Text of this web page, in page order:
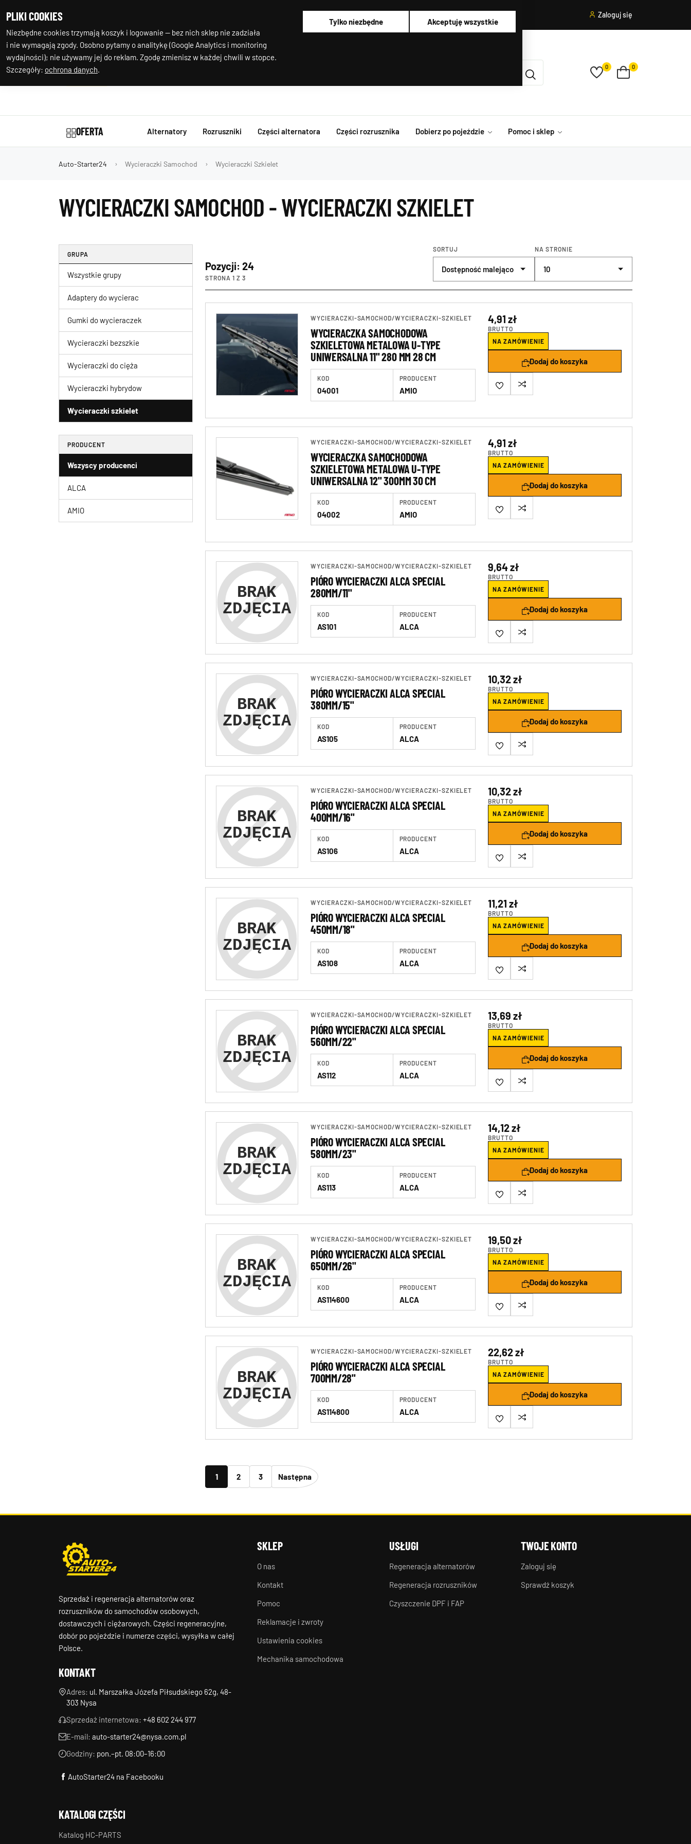
PLIKI COOKIES
Niezbędne cookies trzymają koszyk i logowanie — bez nich sklep nie zadziała
i nie wymagają zgody. Osobno pytamy o analitykę (Google Analytics i monitoring
wydajności); nie używamy jej do reklam. Zgodę zmienisz w każdej chwili w stopce.
Szczegóły: ochrona danych.
Tylko niezbędne Akceptuję wszystkie
Pracujemy od poniedziałku do piątku od 8:00 do 16:00
Regenerujemy alternatory i rozruszniki od 2012 roku !
Regenerujemy filtry cząstek stałych
Rozruszniki o Wysokim Momencie Obrotowym
Zaloguj się
0 0
OFERTA Alternatory Rozruszniki Części alternatora Części rozrusznika Dobierz po pojeździe Pomoc i sklep
Auto-Starter24 Wycieraczki Samochod Wycieraczki Szkielet
WYCIERACZKI SAMOCHOD - WYCIERACZKI SZKIELET
Pozycji: 24
STRONA 1 Z 3
SORTUJ NA STRONIE
WYCIERACZKI-SAMOCHOD/WYCIERACZKI-SZKIELET
WYCIERACZKA SAMOCHODOWA
SZKIELETOWA METALOWA U-TYPE
UNIWERSALNA 11" 280 MM 28 CM
KOD
04001
PRODUCENT
AMIO
4,91 zł
BRUTTO
NA ZAMÓWIENIE
Dodaj do koszyka
WYCIERACZKI-SAMOCHOD/WYCIERACZKI-SZKIELET
WYCIERACZKA SAMOCHODOWA
SZKIELETOWA METALOWA U-TYPE
UNIWERSALNA 12" 300MM 30 CM
KOD
04002
PRODUCENT
AMIO
4,91 zł
BRUTTO
NA ZAMÓWIENIE
Dodaj do koszyka
WYCIERACZKI-SAMOCHOD/WYCIERACZKI-SZKIELET
PIÓRO WYCIERACZKI ALCA SPECIAL
280MM/11"
KOD
AS101
PRODUCENT
ALCA
9,64 zł
BRUTTO
NA ZAMÓWIENIE
Dodaj do koszyka
WYCIERACZKI-SAMOCHOD/WYCIERACZKI-SZKIELET
PIÓRO WYCIERACZKI ALCA SPECIAL
380MM/15"
KOD
AS105
PRODUCENT
ALCA
10,32 zł
BRUTTO
NA ZAMÓWIENIE
Dodaj do koszyka
WYCIERACZKI-SAMOCHOD/WYCIERACZKI-SZKIELET
PIÓRO WYCIERACZKI ALCA SPECIAL
400MM/16"
KOD
AS106
PRODUCENT
ALCA
10,32 zł
BRUTTO
NA ZAMÓWIENIE
Dodaj do koszyka
WYCIERACZKI-SAMOCHOD/WYCIERACZKI-SZKIELET
PIÓRO WYCIERACZKI ALCA SPECIAL
450MM/18"
KOD
AS108
PRODUCENT
ALCA
11,21 zł
BRUTTO
NA ZAMÓWIENIE
Dodaj do koszyka
WYCIERACZKI-SAMOCHOD/WYCIERACZKI-SZKIELET
PIÓRO WYCIERACZKI ALCA SPECIAL
560MM/22"
KOD
AS112
PRODUCENT
ALCA
13,69 zł
BRUTTO
NA ZAMÓWIENIE
Dodaj do koszyka
WYCIERACZKI-SAMOCHOD/WYCIERACZKI-SZKIELET
PIÓRO WYCIERACZKI ALCA SPECIAL
580MM/23"
KOD
AS113
PRODUCENT
ALCA
14,12 zł
BRUTTO
NA ZAMÓWIENIE
Dodaj do koszyka
WYCIERACZKI-SAMOCHOD/WYCIERACZKI-SZKIELET
PIÓRO WYCIERACZKI ALCA SPECIAL
650MM/26"
KOD
AS114600
PRODUCENT
ALCA
19,50 zł
BRUTTO
NA ZAMÓWIENIE
Dodaj do koszyka
WYCIERACZKI-SAMOCHOD/WYCIERACZKI-SZKIELET
PIÓRO WYCIERACZKI ALCA SPECIAL
700MM/28"
KOD
AS114800
PRODUCENT
ALCA
22,62 zł
BRUTTO
NA ZAMÓWIENIE
Dodaj do koszyka
1 2 3 Następna
GRUPA
Wszystkie grupy
Adaptery do wycierac
Gumki do wycieraczek
Wycieraczki bezszkie
Wycieraczki do cięża
Wycieraczki hybrydow
Wycieraczki szkielet
PRODUCENT
Wszyscy producenci
ALCA
AMIO
Sprzedaż i regeneracja alternatorów oraz
rozruszników do samochodów osobowych,
dostawczych i ciężarowych. Części regeneracyjne,
dobór po pojeździe i numerze części, wysyłka w całej
Polsce.
KONTAKT
Adres: ul. Marszałka Józefa Piłsudskiego 62g, 48-
303 Nysa
Sprzedaż internetowa: +48 602 244 977
E-mail: auto-starter24@nysa.com.pl
Godziny: pon.–pt. 08:00–16:00
AutoStarter24 na Facebooku
SKLEP
O nas
Kontakt
Pomoc
Reklamacje i zwroty
Ustawienia cookies
Mechanika samochodowa
USŁUGI
Regeneracja alternatorów
Regeneracja rozruszników
Czyszczenie DPF i FAP
TWOJE KONTO
Zaloguj się
Sprawdź koszyk
KATALOGI CZĘŚCI
Katalog HC-PARTS